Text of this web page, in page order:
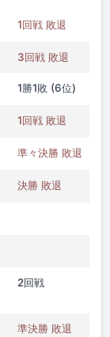
1回戦 敗退
3回戦 敗退
1勝1敗 (6位)
1回戦 敗退
準々決勝 敗退
決勝 敗退
2回戦
準決勝 敗退